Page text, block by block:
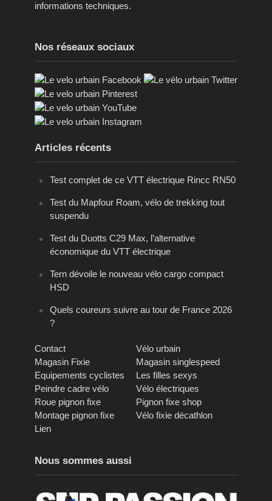
informations techniques.
Nos réseaux sociaux
Articles récents
Test complet de ce VTT électrique Rincc RN50
Test du Mapfour Roam, vélo de trekking tout
suspendu
Test du Duotts C29 Max, l’alternative
économique du VTT électrique
Tern dévoile le nouveau vélo cargo compact
HSD
Quels coureurs suivre au tour de France 2026
?
Contact
Vélo urbain
Magasin Fixie
Magasin singlespeed
Equipements cyclistes
Les filles sexys
Peindre cadre vélo
Vélo électriques
Roue pignon fixe
Pignon fixe shop
Montage pignon fixe
Vélo fixie décathlon
Lien
Nous sommes aussi